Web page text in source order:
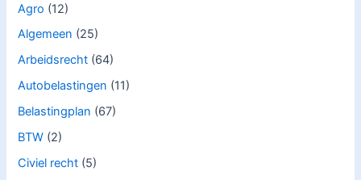
Agro (12)
Algemeen (25)
Arbeidsrecht (64)
Autobelastingen (11)
Belastingplan (67)
BTW (2)
Civiel recht (5)